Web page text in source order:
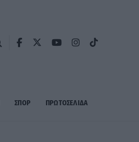
ΣΠΟΡ ΠΡΩΤΟΣΈΛΙΔΑ